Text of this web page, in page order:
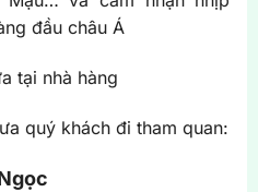
đầu châu Á
tại nhà hàng
quý khách đi tham quan: